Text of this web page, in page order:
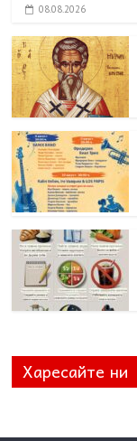
08.08.2026
Харесайте ни